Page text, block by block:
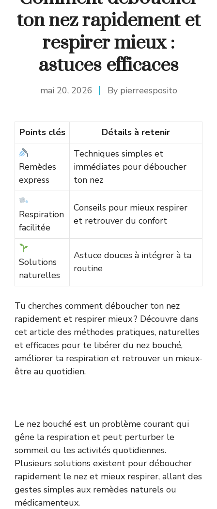
ton nez rapidement et
respirer mieux :
astuces efficaces
mai 20, 2026 By pierreesposito
Points clés Détails à retenir
Remèdes
express
Techniques simples et
immédiates pour déboucher
ton nez
Respiration
facilitée
Conseils pour mieux respirer
et retrouver du confort
Solutions
naturelles
Astuce douces à intégrer à ta
routine
Tu cherches comment déboucher ton nez
rapidement et respirer mieux ? Découvre dans
cet article des méthodes pratiques, naturelles
et efficaces pour te libérer du nez bouché,
améliorer ta respiration et retrouver un mieux-
être au quotidien.
Le nez bouché est un problème courant qui
gêne la respiration et peut perturber le
sommeil ou les activités quotidiennes.
Plusieurs solutions existent pour déboucher
rapidement le nez et mieux respirer, allant des
gestes simples aux remèdes naturels ou
médicamenteux.